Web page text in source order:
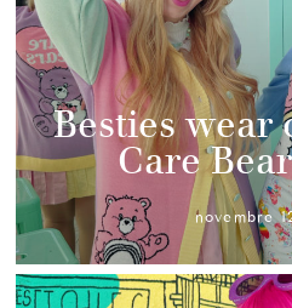
Besties wear
Care
novembre